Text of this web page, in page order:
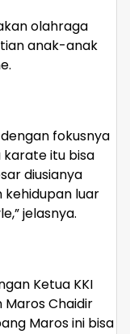
olahraga
anak-anak
fokusnya
karate itu bisa
diusianya
luar
jelasnya.
Ketua KKI
Maros Chaidir
Maros ini bisa